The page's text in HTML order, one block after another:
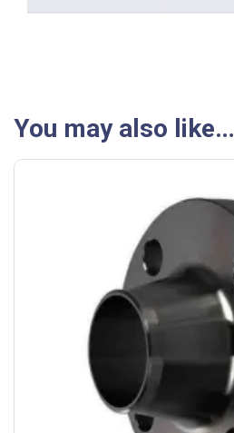
You may also like…